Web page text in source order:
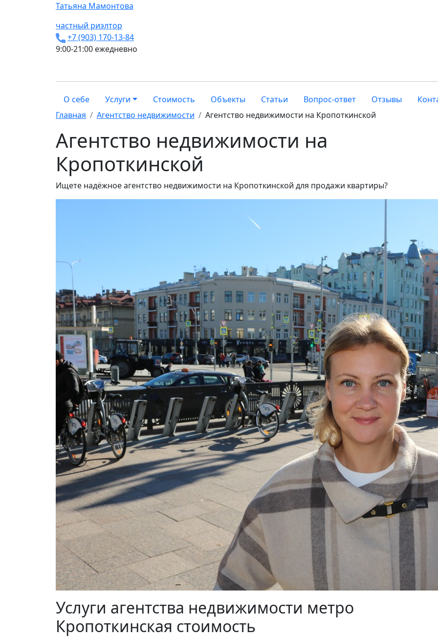
Татьяна Мамонтова
частный риэлтор
+7 (903) 170-13-84
9:00-21:00 ежедневно
О себе Услуги Стоимость Объекты Статьи Вопрос-ответ Отзывы
Главная
Агентство недвижимости Агентство недвижимости на Кропоткинской
Агентство недвижимости на
Кропоткинской
Ищете надёжное агентство недвижимости на Кропоткинской для продажи квартиры?
Услуги агентства недвижимости метро
Кропоткинская стоимость
Новая Басманная 4-6с3
16 500 000 ₽
Мантулинская 9к2
56 000 000 ₽